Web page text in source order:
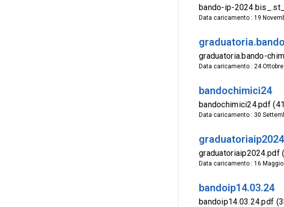
bando-ip-
Data caricamento : 19
graduatoria.bando-
Data caricamento : 24
bandochimici24
bandochimici24.pdf
Data caricamento : 30
graduatoriaip2024
graduatoriaip2024.pdf
Data caricamento : 16
bandoip14.03.24
bandoip14.03.24.pdf